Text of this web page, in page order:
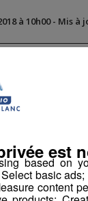
à 10h00- Mis à
based on
basic
content
est